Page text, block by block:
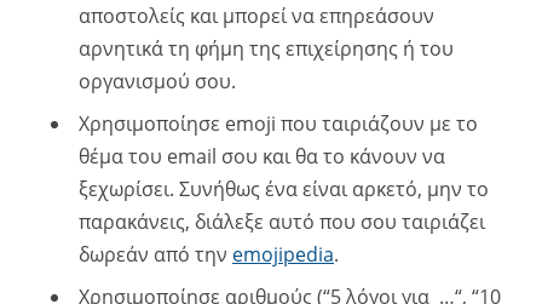
αποστολείς και μπορεί να επηρεάσουν
αρνητικά τη φήμη της επιχείρησης ή του
οργανισμού σου.
Χρησιμοποίησε emoji που ταιριάζουν με το
θέμα του email σου και θα το κάνουν να
ξεχωρίσει. Συνήθως ένα είναι αρκετό, μην το
παρακάνεις, διάλεξε αυτό που σου ταιριάζει
δωρεάν από την emojipedia.
Χρησιμοποίησε αριθμούς (“5 λόγοι για …“, “10